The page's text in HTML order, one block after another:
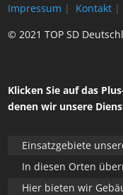
Impressum | Kontakt |
© 2021 TOP SD
Klicken Sie auf das
denen wir unsere
Einsatzgebiete
In diesen Orten
Hier bieten wir